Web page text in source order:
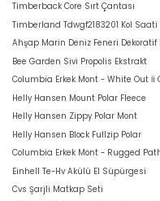
Timberback Core Sırt Çantası
Timberland Tdwgf2183201 Kol Saati
Ahşap Marin Deniz Feneri Dekoratif
Bee Garden Sivi Propolis Ekstrakt
Columbia Erkek Mont - White Out İi
Helly Hansen Mount Polar Fleece
Helly Hansen Zippy Polar Mont
Helly Hansen Block Fullzip Polar
Columbia Erkek Mont - Rugged
Einhell Te-Hv Akülü El Süpürgesi
Cvs Şarjli Matkap Seti